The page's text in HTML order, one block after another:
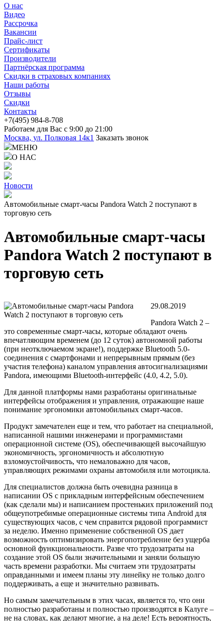
О нас
Видео
Рассрочка
Вакансии
Прайс-лист
Сертификаты
Производители
Партнёрская программа
Скидки в страховых компаниях
Наши работы
Отзывы
Скидки
Контакты
+7(495) 984-8-708
Работаем для Вас с 9:00 до 21:00
Москва, ул. Полковая 14к1 Заказать звонок
МЕНЮ
О НАС
Новости
Автомобильные смарт-часы Pandora Watch 2 поступают в
торговую сеть
Автомобильные смарт-часы
Pandora Watch 2 поступают в
торговую сеть
29.08.2019
Pandora Watch 2 –
это современные смарт-часы, которые обладают очень
впечатляющим временем (до 12 суток) автономной работы
(при неотключаемом экране!), поддержке Bluetooth 5.0-
соединения с смартфонами и непрерывным прямым (без
участия телефона) каналом управления автосигнализациями
Pandora, имеющими Bluetooth-интерфейс (4.0, 4.2, 5.0).
Для данной платформы нами разработаны оригинальные
интерфейсы отображения и управления, отражающие наше
понимание эргономики автомобильных смарт-часов.
Продукт замечателен еще и тем, что работает на специальной,
написанной нашими инженерами и программистами
операционной системе (OS), обеспечивающей высочайшую
экономичность, эргономичность и абсолютную
взломоустойчивость, что немаловажно для часов,
управляющих режимами охраны автомобиля или мотоцикла.
Для специалистов должна быть очевидна разница в
написании OS с прикладным интерфейсным обеспечением
(как сделали мы) и написанием простеньких приложений под
общеупотребимые операционные системы типа Android для
существующих часов, с чем справится рядовой программист
за неделю. Именно применение собственной OS дает
возможность оптимизировать энергопотребление без ущерба
основной функциональности. Разве что трудозатраты на
создание этой OS были значительными и заняли большую
часть времени разработки. Мы считаем эти трудозатраты
оправданными и имеем планы эту линейку не только долго
поддерживать, а еще и значительно развивать.
Но самым замечательным в этих часах, является то, что они
полностью разработаны и полностью производятся в Калуге –
не на словах, как делают многие, а на деле! Есть вероятность,